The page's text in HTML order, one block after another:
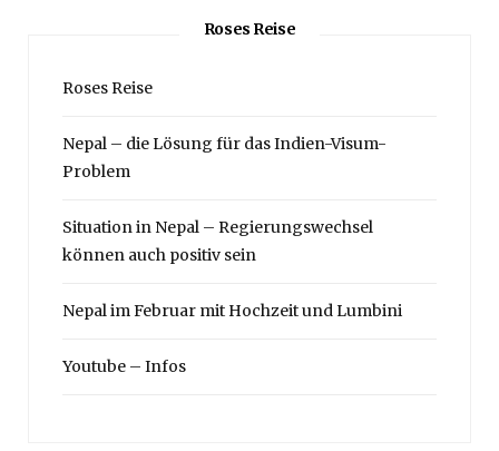
Roses Reise
Roses Reise
Nepal – die Lösung für das Indien-Visum-
Problem
Situation in Nepal – Regierungswechsel
können auch positiv sein
Nepal im Februar mit Hochzeit und Lumbini
Youtube – Infos